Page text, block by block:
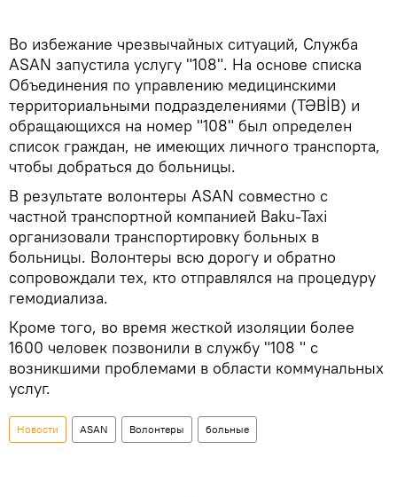
Во избежание чрезвычайных ситуаций, Служба
ASAN запустила услугу "108". На основе списка
Объединения по управлению медицинскими
территориальными подразделениями (TƏBİB) и
обращающихся на номер "108" был определен
список граждан, не имеющих личного транспорта,
чтобы добраться до больницы.
В результате волонтеры ASAN совместно с
частной транспортной компанией Baku-Taxi
организовали транспортировку больных в
больницы. Волонтеры всю дорогу и обратно
сопровождали тех, кто отправлялся на процедуру
гемодиализа.
Кроме того, во время жесткой изоляции более
1600 человек позвонили в службу "108 " с
возникшими проблемами в области коммунальных
услуг.
Новости ASAN Волонтеры больные